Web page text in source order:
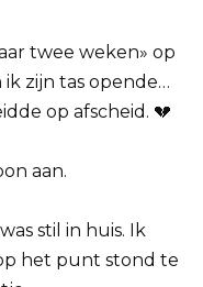
twee weken» op
ik zijn tas opende…
op afscheid. 💔
aan.
stil in huis. Ik
het punt stond te